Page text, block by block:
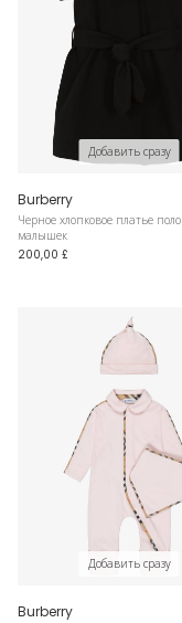
Добавить сразу
Burberry
Черное хлопковое платье
малышек
200,00 £
Добавить сразу
Burberry